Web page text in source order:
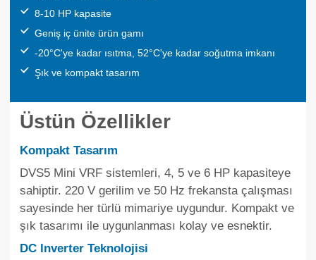
8-10 HP kapasite
Geniş iç ünite ürün gamı
-20°C'ye kadar ısıtma, 52°C'ye kadar soğutma imkanı
Şık ve kompakt tasarım
Üstün Özellikler
Kompakt Tasarım
DVS5 Mini VRF sistemleri, 4, 5 ve 6 HP kapasiteye
sahiptir. 220 V gerilim ve 50 Hz frekansta çalışması
sayesinde her türlü mimariye uygundur. Kompakt ve
şık tasarımı ile uygunlanması kolay ve esnektir.
DC Inverter Teknolojisi